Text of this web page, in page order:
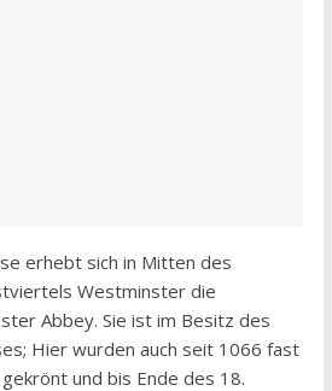
erhebt sich in Mitten des
Westminster die
Abbey. Sie ist im Besitz des
Hier wurden auch seit 1066 fast
und bis Ende des 18.